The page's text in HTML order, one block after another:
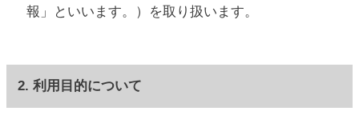
報」といいます。）を取り扱います。
2. 利用目的について